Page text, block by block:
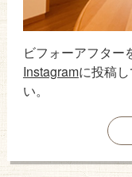
ビフォーアフター
Instagramに投稿
い。